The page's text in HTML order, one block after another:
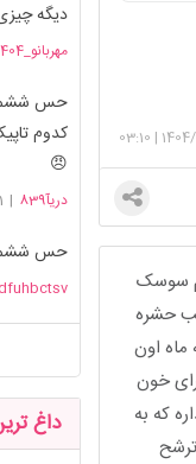
|
03:10
سوسک
حشره
اون
خون
که به
دیگه
مهربانو_1404
حس ششم
کدوم
😠
دریآ839 | 1 روز پیش
حس ششم
داغ